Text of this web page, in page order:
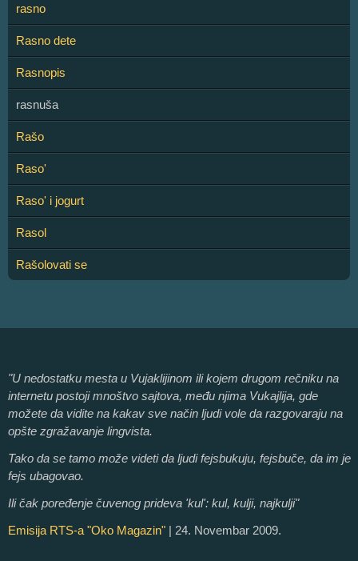
rasno
Rasno dete
Rasnopis
rasnuša
Rašo
Raso'
Raso' i jogurt
Rasol
Rašolovati se
"U nedostatku mesta u Vujaklijinom ili kojem drugom rečniku na
internetu postoji mnoštvo sajtova, među njima Vukajlija, gde
možete da vidite na kakav sve način ljudi vole da razgovaraju na
opšte zgražavanje lingvista.
Tako da se tamo može videti da ljudi fejsbukuju, fejsbuče, da im je
fejs ubagovao.
Ili čak poređenje čuvenog prideva 'kul': kul, kulji, najkulji"
Emisija RTS-a "Oko Magazin" | 24. Novembar 2009.